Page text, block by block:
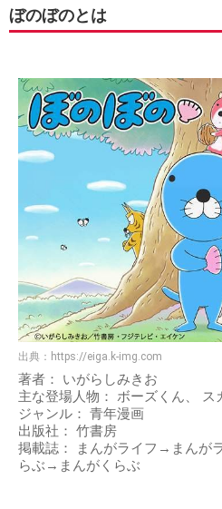
ぼのぼのとは
出典： https://eiga.k-img.com
著者： いがらしみきお
主な登場人物： ボーズくん、 ス
ジャンル： 青年漫画
出版社： 竹書房
掲載誌： まんがライフ→まんが
らぶ→まんがくらぶ